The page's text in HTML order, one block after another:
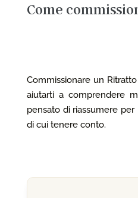
Come
Commissionare un
aiutarti a comprendere
pensato di riassumere
di cui tenere conto.